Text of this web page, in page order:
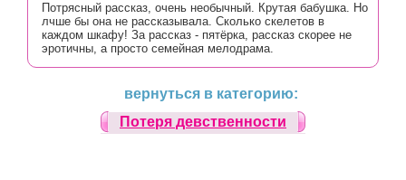
Потрясный рассказ, очень необычный. Крутая бабушка. Но
лчше бы она не рассказывала. Сколько скелетов в
каждом шкафу! За рассказ - пятёрка, рассказ скорее не
эротичны, а просто семейная мелодрама.
вернуться в категорию:
Потеря девственности